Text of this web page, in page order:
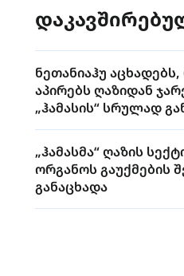
ნეთანიაჰუ
აპირებს ღაზიდან
„ჰამასის“ სრულად
„ჰამასმა“ ღაზის
ორგანოს გაუქმების
განაცხადა